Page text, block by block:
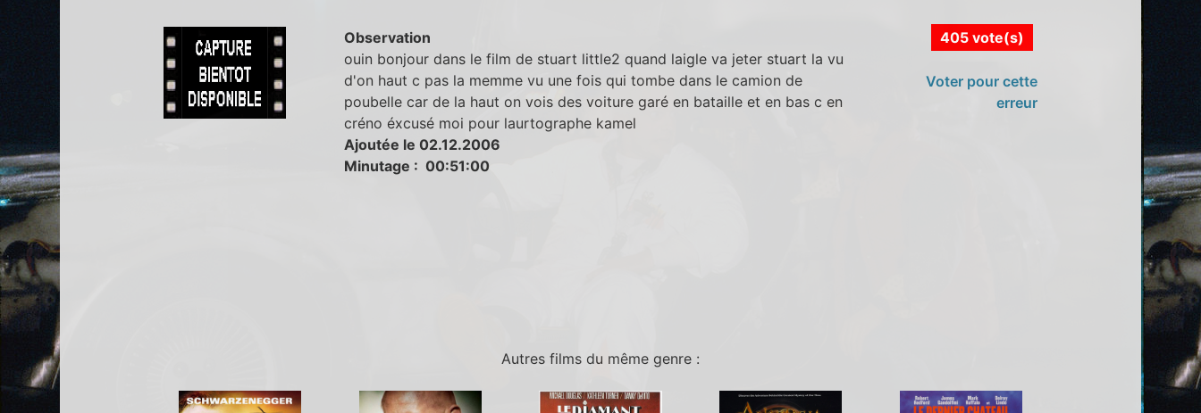
Observation
ouin bonjour dans le film de stuart little2 quand laigle va jeter stuart la vu
d'on haut c pas la memme vu une fois qui tombe dans le camion de
poubelle car de la haut on vois des voiture garé en bataille et en bas c en
créno éxcusé moi pour laurtographe kamel
Ajoutée le 02.12.2006
Minutage : 00:51:00
405 vote(s)
Voter pour cette
erreur
Autres films du même genre :